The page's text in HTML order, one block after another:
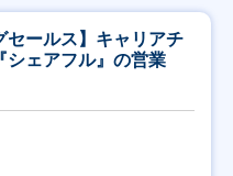
ールス】キャリアチ
シェアフル』の営業